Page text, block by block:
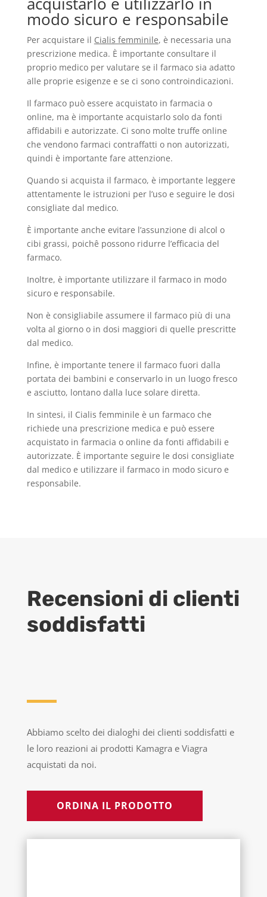
modo sicuro e responsabile
Per acquistare il Cialis femminile, è necessaria una
prescrizione medica. È importante consultare il
proprio medico per valutare se il farmaco sia adatto
alle proprie esigenze e se ci sono controindicazioni.
Il farmaco può essere acquistato in farmacia o
online, ma è importante acquistarlo solo da fonti
affidabili e autorizzate. Ci sono molte truffe online
che vendono farmaci contraffatti o non autorizzati,
quindi è importante fare attenzione.
Quando si acquista il farmaco, è importante leggere
attentamente le istruzioni per l’uso e seguire le dosi
consigliate dal medico.
È importante anche evitare l’assunzione di alcol o
cibi grassi, poichê possono ridurre l’efficacia del
farmaco.
Inoltre, è importante utilizzare il farmaco in modo
sicuro e responsabile.
Non è consigliabile assumere il farmaco più di una
volta al giorno o in dosi maggiori di quelle prescritte
dal medico.
Infine, è importante tenere il farmaco fuori dalla
portata dei bambini e conservarlo in un luogo fresco
e asciutto, lontano dalla luce solare diretta.
In sintesi, il Cialis femminile è un farmaco che
richiede una prescrizione medica e può essere
acquistato in farmacia o online da fonti affidabili e
autorizzate. È importante seguire le dosi consigliate
dal medico e utilizzare il farmaco in modo sicuro e
responsabile.
Recensioni di clienti
soddisfatti
Abbiamo scelto dei dialoghi dei clienti soddisfatti e
le loro reazioni ai prodotti Kamagra e Viagra
acquistati da noi.
ORDINA IL PRODOTTO